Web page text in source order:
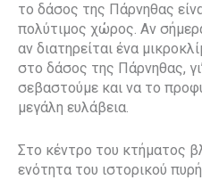
το δάσος της Πάρνηθας
πολύτιμος χώρος. Αν
αν διατηρείται ένα
στο δάσος της Πάρνηθας,
σεβαστούμε και να το
μεγάλη ευλάβεια.
Στο κέντρο του κτήματος
ενότητα του ιστορικού